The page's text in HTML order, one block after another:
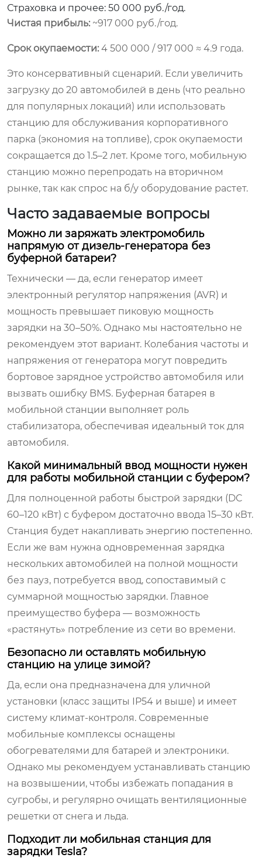
Страховка и прочее: 50 000 руб./год.
Чистая прибыль: ~917 000 руб./год.
Срок окупаемости: 4 500 000 / 917 000 ≈ 4.9 года.
Это консервативный сценарий. Если увеличить
загрузку до 20 автомобилей в день (что реально
для популярных локаций) или использовать
станцию для обслуживания корпоративного
парка (экономия на топливе), срок окупаемости
сокращается до 1.5–2 лет. Кроме того, мобильную
станцию можно перепродать на вторичном
рынке, так как спрос на б/у оборудование растет.
Часто задаваемые вопросы
Можно ли заряжать электромобиль
напрямую от дизель-генератора без
буферной батареи?
Технически — да, если генератор имеет
электронный регулятор напряжения (AVR) и
мощность превышает пиковую мощность
зарядки на 30–50%. Однако мы настоятельно не
рекомендуем этот вариант. Колебания частоты и
напряжения от генератора могут повредить
бортовое зарядное устройство автомобиля или
вызвать ошибку BMS. Буферная батарея в
мобильной станции выполняет роль
стабилизатора, обеспечивая идеальный ток для
автомобиля.
Какой минимальный ввод мощности нужен
для работы мобильной станции с буфером?
Для полноценной работы быстрой зарядки (DC
60–120 кВт) с буфером достаточно ввода 15–30 кВт.
Станция будет накапливать энергию постепенно.
Если же вам нужна одновременная зарядка
нескольких автомобилей на полной мощности
без пауз, потребуется ввод, сопоставимый с
суммарной мощностью зарядки. Главное
преимущество буфера — возможность
«растянуть» потребление из сети во времени.
Безопасно ли оставлять мобильную
станцию на улице зимой?
Да, если она предназначена для уличной
установки (класс защиты IP54 и выше) и имеет
систему климат-контроля. Современные
мобильные комплексы оснащены
обогревателями для батарей и электроники.
Однако мы рекомендуем устанавливать станцию
на возвышении, чтобы избежать попадания в
сугробы, и регулярно очищать вентиляционные
решетки от снега и льда.
Подходит ли мобильная станция для
зарядки Tesla?